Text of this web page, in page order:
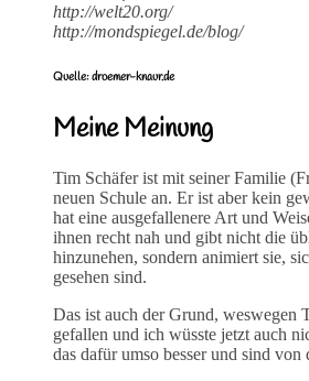
http://welt20.org/
http://mondspiegel.de/blog/
Quelle: droemer-knaur.de
Meine Meinung
Tim Schäfer ist mit seiner Familie
neuen Schule an. Er ist aber kein
hat eine ausgefallenere Art und
ihnen recht nah und gibt nicht die
hinzunehen, sondern animiert sie,
gesehen sind.
Das ist auch der Grund, weswegen
gefallen und ich wüsste jetzt auch
das dafür umso besser und sind